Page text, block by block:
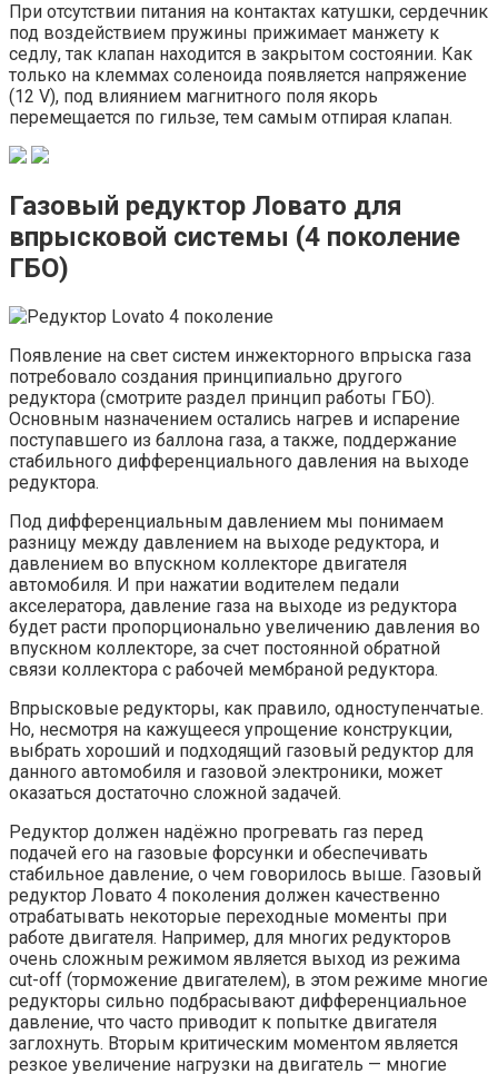
При отсутствии питания на контактах катушки, сердечник
под воздействием пружины прижимает манжету к
седлу, так клапан находится в закрытом состоянии. Как
только на клеммах соленоида появляется напряжение
(12 V), под влиянием магнитного поля якорь
перемещается по гильзе, тем самым отпирая клапан.
Газовый редуктор Ловато для
впрысковой системы (4 поколение
ГБО)
Появление на свет систем инжекторного впрыска газа
потребовало создания принципиально другого
редуктора (смотрите раздел принцип работы ГБО).
Основным назначением остались нагрев и испарение
поступавшего из баллона газа, а также, поддержание
стабильного дифференциального давления на выходе
редуктора.
Под дифференциальным давлением мы понимаем
разницу между давлением на выходе редуктора, и
давлением во впускном коллекторе двигателя
автомобиля. И при нажатии водителем педали
акселератора, давление газа на выходе из редуктора
будет расти пропорционально увеличению давления во
впускном коллекторе, за счет постоянной обратной
связи коллектора с рабочей мембраной редуктора.
Впрысковые редукторы, как правило, одноступенчатые.
Но, несмотря на кажущееся упрощение конструкции,
выбрать хороший и подходящий газовый редуктор для
данного автомобиля и газовой электроники, может
оказаться достаточно сложной задачей.
Редуктор должен надёжно прогревать газ перед
подачей его на газовые форсунки и обеспечивать
стабильное давление, о чем говорилось выше. Газовый
редуктор Ловато 4 поколения должен качественно
отрабатывать некоторые переходные моменты при
работе двигателя. Например, для многих редукторов
очень сложным режимом является выход из режима
cut-off (торможение двигателем), в этом режиме многие
редукторы сильно подбрасывают дифференциальное
давление, что часто приводит к попытке двигателя
заглохнуть. Вторым критическим моментом является
резкое увеличение нагрузки на двигатель — многие